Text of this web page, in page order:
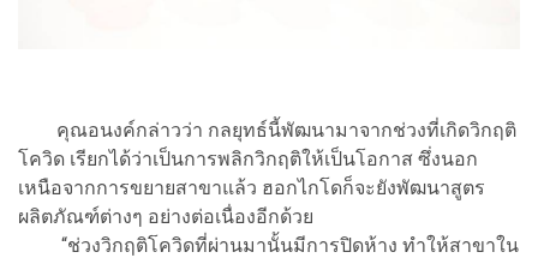
คุณอนงค์กล่าวว่า กลยุทธ์นี้พัฒนามาจากช่วงที่เกิดวิกฤติ
โควิด เรียกได้ว่าเป็นการพลิกวิกฤติให้เป็นโอกาส ซึ่งนอก
เหนือจากการขยายสาขาแล้ว ฮอกไกโดก็จะยังพัฒนาสูตร
ผลิตภัณฑ์ต่างๆ อย่างต่อเนื่องอีกด้วย
“ช่วงวิกฤติโควิดที่ผ่านมานั้นมีการปิดห้าง ทำให้สาขาใน